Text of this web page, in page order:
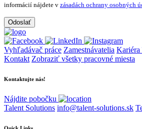
informácií nájdete v zásadách ochrany osobných
Vyhľadávač práce Zamestnávatelia Kariéra
Kontakt Zobraziť všetky pracovné miesta
Kontaktujte nás!
Nájdite pobočku
Talent Solutions info@talent-solutions.sk